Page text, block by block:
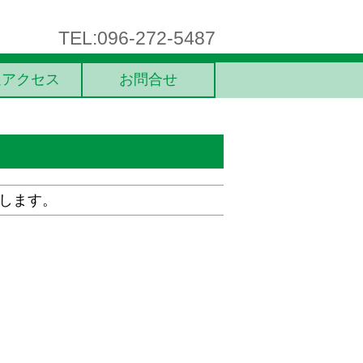
TEL:096-272-5487
クセス お問合せ
ます。